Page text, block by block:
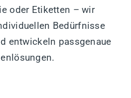
oder Etiketten – wir
Bedürfnisse
entwickeln passgenaue